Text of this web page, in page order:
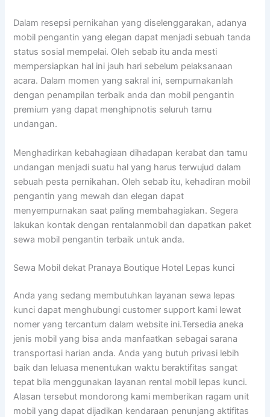
Dalam resepsi pernikahan yang diselenggarakan, adanya
mobil pengantin yang elegan dapat menjadi sebuah tanda
status sosial mempelai. Oleh sebab itu anda mesti
mempersiapkan hal ini jauh hari sebelum pelaksanaan
acara. Dalam momen yang sakral ini, sempurnakanlah
dengan penampilan terbaik anda dan mobil pengantin
premium yang dapat menghipnotis seluruh tamu
undangan.
Menghadirkan kebahagiaan dihadapan kerabat dan tamu
undangan menjadi suatu hal yang harus terwujud dalam
sebuah pesta pernikahan. Oleh sebab itu, kehadiran mobil
pengantin yang mewah dan elegan dapat
menyempurnakan saat paling membahagiakan. Segera
lakukan kontak dengan rentalanmobil dan dapatkan paket
sewa mobil pengantin terbaik untuk anda.
Sewa Mobil dekat Pranaya Boutique Hotel Lepas kunci
Anda yang sedang membutuhkan layanan sewa lepas
kunci dapat menghubungi customer support kami lewat
nomer yang tercantum dalam website ini.Tersedia aneka
jenis mobil yang bisa anda manfaatkan sebagai sarana
transportasi harian anda. Anda yang butuh privasi lebih
baik dan leluasa menentukan waktu beraktifitas sangat
tepat bila menggunakan layanan rental mobil lepas kunci.
Alasan tersebut mondorong kami memberikan ragam unit
mobil yang dapat dijadikan kendaraan penunjang aktifitas